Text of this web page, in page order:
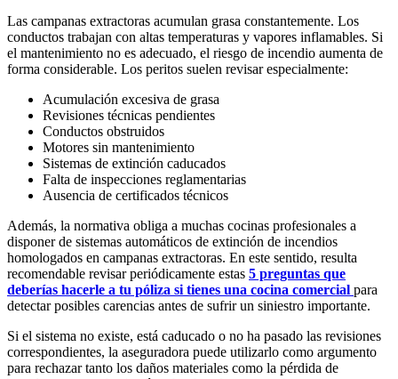
Las campanas extractoras acumulan grasa constantemente. Los
conductos trabajan con altas temperaturas y vapores inflamables. Si
el mantenimiento no es adecuado, el riesgo de incendio aumenta de
forma considerable. Los peritos suelen revisar especialmente:
Acumulación excesiva de grasa
Revisiones técnicas pendientes
Conductos obstruidos
Motores sin mantenimiento
Sistemas de extinción caducados
Falta de inspecciones reglamentarias
Ausencia de certificados técnicos
Además, la normativa obliga a muchas cocinas profesionales a
disponer de sistemas automáticos de extinción de incendios
homologados en campanas extractoras. En este sentido, resulta
recomendable revisar periódicamente estas 5 preguntas que
deberías hacerle a tu póliza si tienes una cocina comercial para
detectar posibles carencias antes de sufrir un siniestro importante.
Si el sistema no existe, está caducado o no ha pasado las revisiones
correspondientes, la aseguradora puede utilizarlo como argumento
para rechazar tanto los daños materiales como la pérdida de